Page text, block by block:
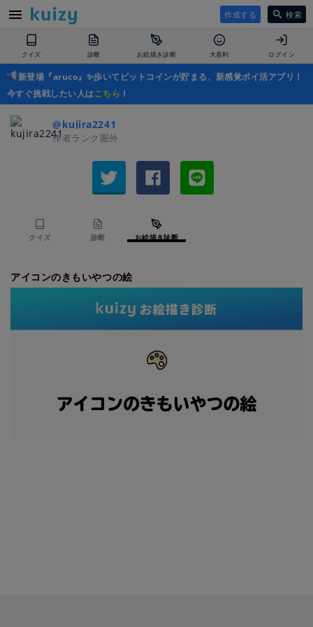
作成する 検索
クイズ 診断 お絵描き診断 大喜利 ログイン
新登場『aruco』✨歩いてビットコインが貯まる、新感覚ポイ活アプリ！
今すぐ挑戦したい人はこちら ！
@kujira2241
作者ランク圏外
クイズ 診断 お絵描き診断
アイコンのきもいやつの絵